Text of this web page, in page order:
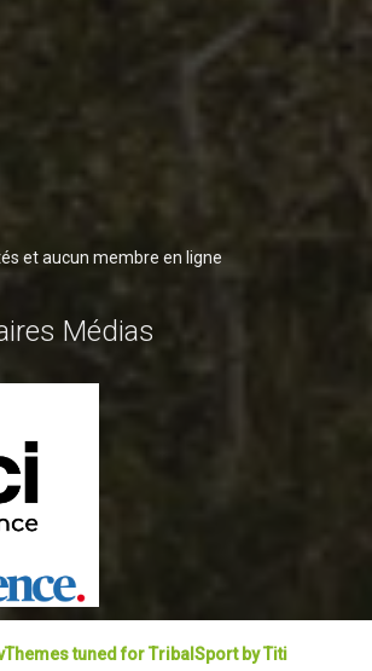
et aucun membre en ligne
Médias
tuned for TribalSport by Titi